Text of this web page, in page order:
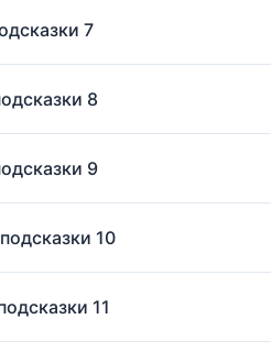
7
8
9
10
11